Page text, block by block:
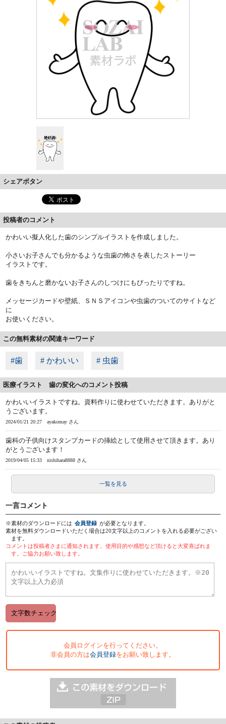
シェアボタン
投稿者のコメント
かわいい擬人化した歯のシンプルイラストを作成しました。
小さいお子さんでも分かるような虫歯の怖さを表したストーリー
イラストです。
歯をきちんと磨かないお子さんのしつけにもぴったりですね。
メッセージカードや壁紙、ＳＮＳアイコンや虫歯のついてのサイトなど
に
お使いください。
この無料素材の関連キーワード
#歯 # かわいい # 虫歯
医療イラスト 歯の変化へのコメント投稿
かわいいイラストですね。資料作りに使わせていただきます。ありがと
うございます。
2024/01/21 20:27 ayakomay さん
歯科の子供向けスタンプカードの挿絵として使用させて頂きます。あり
がとうございます！
2019/04/05 15:33 nishihara8888 さん
一覧を見る
一言コメント
※素材のダウンロードには 会員登録 が必要となります。
素材を無料ダウンロードいただく場合は20文字以上のコメントを入れる必要がござい
ます。
コメントは投稿者さまに通知されます。使用目的や感想など頂けると大変喜ばれま
す。ご協力お願い致します。
会員ログインを行ってください。
非会員の方は会員登録をお願い致します。